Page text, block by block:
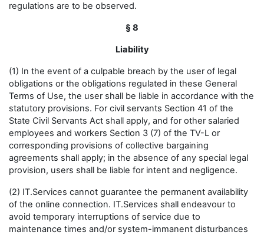
regulations are to be observed.
§ 8
Liability
(1) In the event of a culpable breach by the user of legal
obligations or the obligations regulated in these General
Terms of Use, the user shall be liable in accordance with the
statutory provisions. For civil servants Section 41 of the
State Civil Servants Act shall apply, and for other salaried
employees and workers Section 3 (7) of the TV-L or
corresponding provisions of collective bargaining
agreements shall apply; in the absence of any special legal
provision, users shall be liable for intent and negligence.
(2) IT.Services cannot guarantee the permanent availability
of the online connection. IT.Services shall endeavour to
avoid temporary interruptions of service due to
maintenance times and/or system-immanent disturbances